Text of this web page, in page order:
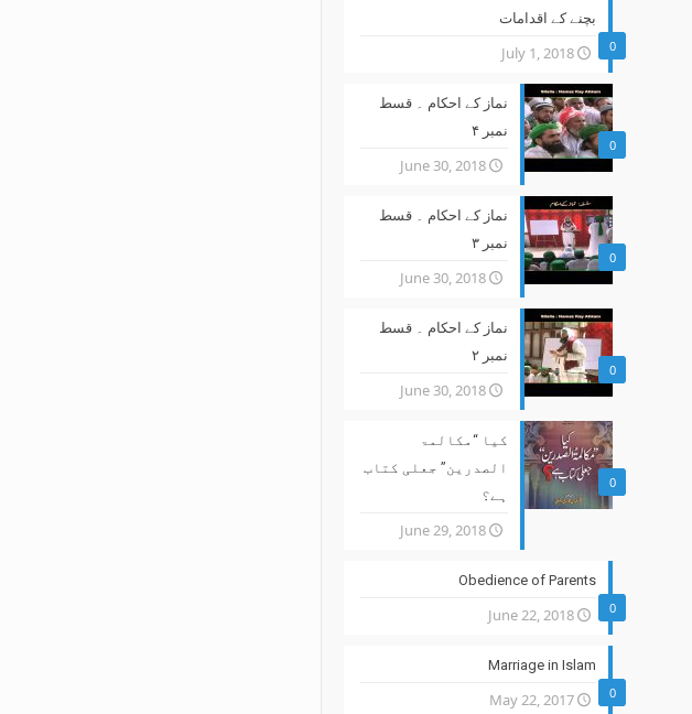
0
بچنے کے اقدامات
July 1, 2018
0
نماز کے احکام ۔ قسط
نمبر ۴
June 30, 2018
0
نماز کے احکام ۔ قسط
نمبر ۳
June 30, 2018
0
نماز کے احکام ۔ قسط
نمبر ۲
June 30, 2018
0
کیا “مکالمۃ
الصدرین” جعلی کتاب
ہے؟
June 29, 2018
0
Obedience of Parents
June 22, 2018
0
Marriage in Islam
May 22, 2017